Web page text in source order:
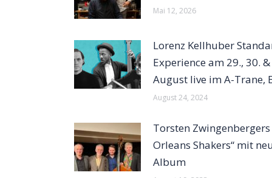
Mai 12, 2026
Lorenz Kellhuber
Experience am 29., 30. &
August live im A-Trane,
August 24, 2024
Torsten Zwingenbergers
Orleans Shakers“ mit
Album